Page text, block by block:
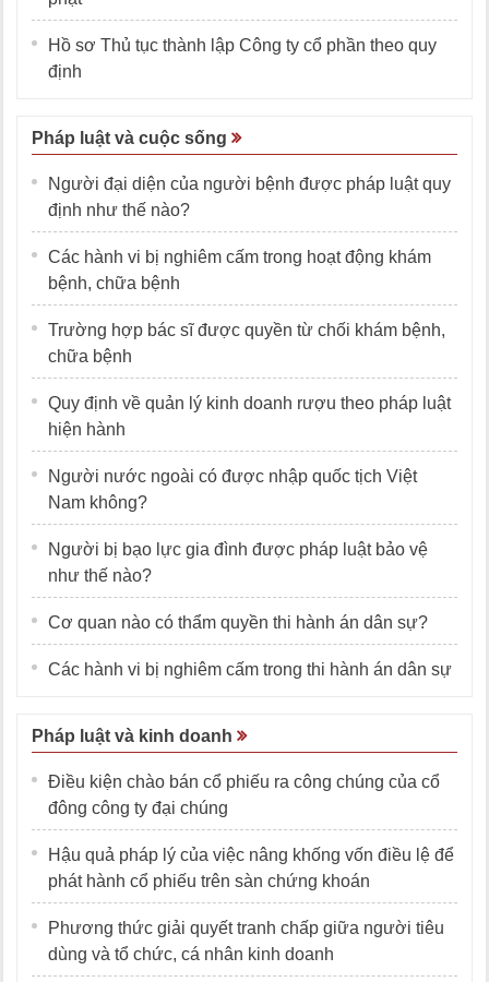
Hồ sơ Thủ tục thành lập Công ty cổ phần theo quy
định
Pháp luật và cuộc sống
Người đại diện của người bệnh được pháp luật quy
định như thế nào?
Các hành vi bị nghiêm cấm trong hoạt động khám
bệnh, chữa bệnh
Trường hợp bác sĩ được quyền từ chối khám bệnh,
chữa bệnh
Quy định về quản lý kinh doanh rượu theo pháp luật
hiện hành
Người nước ngoài có được nhập quốc tịch Việt
Nam không?
Người bị bạo lực gia đình được pháp luật bảo vệ
như thế nào?
Cơ quan nào có thẩm quyền thi hành án dân sự?
Các hành vi bị nghiêm cấm trong thi hành án dân sự
Pháp luật và kinh doanh
Điều kiện chào bán cổ phiếu ra công chúng của cổ
đông công ty đại chúng
Hậu quả pháp lý của việc nâng khống vốn điều lệ để
phát hành cổ phiếu trên sàn chứng khoán
Phương thức giải quyết tranh chấp giữa người tiêu
dùng và tổ chức, cá nhân kinh doanh